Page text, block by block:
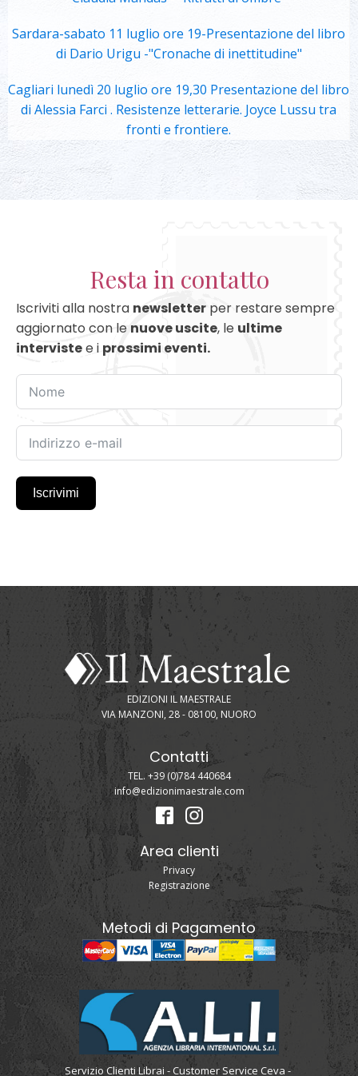
Sardara-sabato 11 luglio ore 19-Presentazione del libro
di Dario Urigu -"Cronache di inettitudine"
Cagliari lunedì 20 luglio ore 19,30 Presentazione del libro
di Alessia Farci . Resistenze letterarie. Joyce Lussu tra
fronti e frontiere.
Resta in contatto
Iscriviti alla nostra newsletter per restare sempre
aggiornato con le nuove uscite, le ultime
intervistee i prossimi eventi.
Iscrivimi
EDIZIONI IL MAESTRALE
VIA MANZONI, 28 - 08100, NUORO
Contatti
TEL. +39 (0)784 440684
info@edizionimaestrale.com
Area clienti
Privacy
Registrazione
Metodi di Pagamento
Servizio Clienti Librai - Customer Service Ceva -